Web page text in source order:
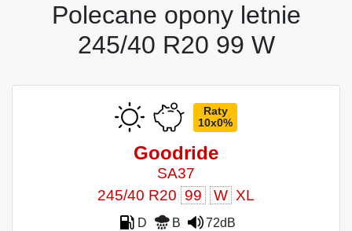
Polecane opony letnie
245/40 R20 99 W
Raty
10x0%
Goodride
SA37
245/40 R20 99 W XL
D B
72dB